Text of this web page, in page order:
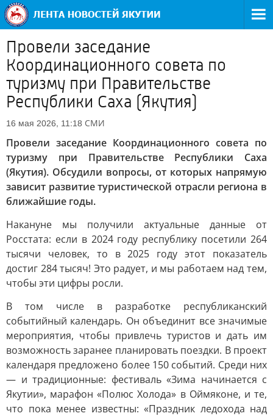
Провели заседание
Координационного совета по
туризму при Правительстве
Республики Саха (Якутия)
16 мая 2026, 11:18 СМИ
Провели заседание Координационного совета по
туризму при Правительстве Республики Саха
(Якутия). Обсудили вопросы, от которых напрямую
зависит развитие туристической отрасли региона в
ближайшие годы.
Накануне мы получили актуальные данные от
Росстата: если в 2024 году республику посетили 264
тысячи человек, то в 2025 году этот показатель
достиг 284 тысяч! Это радует, и мы работаем над тем,
чтобы эти цифры росли.
В том числе в разработке республиканский
событийный календарь. Он объединит все значимые
мероприятия, чтобы привлечь туристов и дать им
возможность заранее планировать поездки. В проект
календаря предложено более 150 событий. Среди них
— и традиционные: фестиваль «Зима начинается с
Якутии», марафон «Полюс Холода» в Оймяконе, и те,
что пока менее известны: «Праздник ледохода над